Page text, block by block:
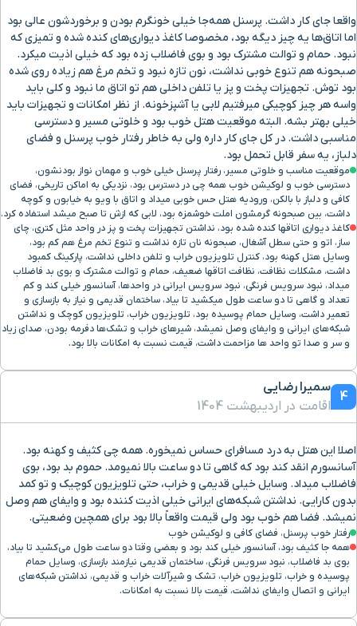
بیمارستان نمازی 2.9 کیلومتر
خیابان 9 دی 3.1 کیلومتر
فرودگاه بین المللی شهید دستغیب
ایستگاه مترو
دانشگاه علوم پزشکی 826 متر
آب انبار وکیل 1.6 کیلومتر
سرای مشیر 2 کیلومتر
خیابان لطفعلی خان زند
بقعه علی بن حمزه 2.3 کیلومتر
عمارت شاپوری 2.4 کیلومتر
مدرسه خان
مسجد مشیرالملک 2.5 کیلومتر
واقعا جای کار داشت. پرسنل همه‌جا خیلی خونگرم بودن و برخوردشون عالی بود
اما اتاق‌ها یه چیز دیگه بود، مخصوصا کاغذ دیواری‌های کنده شده و تمیزی که
نبود. حمام و توالت مشترک بود و بوی فاضلاب زده بود که خیلی اذیت میکرد.
صبحونه هم تنوع خوبی نداشت، نون تازه نبود و تخم مرغ هم زیاده روی شده
بود توش. تجهیزات پخت و پز یا تلفن داخلی هم تو اتاق ما نبود و کلی باید
واسه هر چیز کوچیکی میرفتیم لابی یا آشپزخونه. از نظر امکانات و تجهیزات باید
خیلی بهتر بشه. البته موقعیت هتل خوب بود و خلوتی مسیر و دسترسی
مناسبی داشت. در کل جای کار داره ولی به خاطر رفتار خوب پرسنل و فضای
دلباز، یه سفر قابل تحمل بود.
موقعیت مناسب و خلوتی مسیر، رفتار پرسنل خیلی خوب و مهمان نواز بودنشون،
دسترسی خوب و لوکیشن خوب همه چی در دسترس بود، نزدیکی به اماکن تاریخی، فضای
کافی و دلباز با بالکن، ورودیه هتل حس خوبی میداد و اتاق با ویو به خیابون و کوچه
داشت، بین صبحونه گرمشون املت خوشمزه بود، لابی که ازش تا صبح میشد استفاده کرد.
کاغذ دیواری اتاقها کنده شده بود، نداشتن تجهیزات پخت و پز در واحد مثل کتری، چای
ساز، اتو و حتی سطل آشغال، صبحونه نان تازه نداشت و تنوع تخم مرغ هم کم بود،
وسایل هتل کهنه بود، کنترل تلویزیون خراب و تلفن داخلی نداشت، پارکینگ کمبود
داشت، مشکلات نظافت، نظافت اتاقها ضعیف، حمام و توالت مشترک و بوی بد فاضلاب
میداد، نبود سرویس فرنگی، نبود سرویس ایرانی در واحدها، آسانسور خیلی کند و کم
تعداد و گاهی تا دو ساعت طول میکشید تا بیاد، ساختمان قدیمی و نیاز به بازسازی و
تعمیر داشت، وسایل حمام پوسیده بود، تلویزیون خراب، تلویزیون کوچک و نداشتن
شبکه‌های ایرانی و وایفای وصل نمیشد، شیرهای خراب و تشک‌ها دفرمه بودن، صدای زیاد
و سر و صدا تو واحد ها مزاحمت داشت، قیمت نسبت به امکانات بالا بود.
4
سمیرا رضایی
اقامت در اردیبهشت 1404
اصلا این هتل به درد مسافرای حساس نمیخوره. همه چی کثیف و کهنه بود.
آسانسورم انقد کند بود که گاهی تا دو ساعت بالا نمیومد. حموم بد بود، بوی
فاضلاب میداد. وسایل خیلی قدیمی و خراب، حتی تلویزیون کوچیک و تو کمد
بدون کارایی. نداشتن شبکه‌های ایرانی خیلی اذیت کننده بود و وایفای هم وصل
نمیشد. فضا هم خوب بود ولی قیمت واقعاً بالا بود برای همچین وضعیتی.
رفتار خوب پرسنل، فضای کافی و لوکیشن خوب
همه جا کثیف بود، آسانسور خیلی کند بود و بعضی وقتا دو ساعت طول می‌کشید تا بیاد،
بوی بد فاضلاب، نبود سرویس فرنگی، ساختمان قدیمی نیازمند بازسازی، وسایل حمام
پوسیده و خراب، تلویزیون خراب، تشک و شیرآلات خراب و قدیمی، نداشتن شبکه‌های
ایرانی و اتصال وایفای نداشت، قیمت بالا نسبت به امکانات.